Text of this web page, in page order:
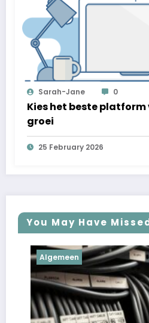
Sarah-Jane 0
Kies het beste platform
groei
25 February 2026
You May Have
Algemeen